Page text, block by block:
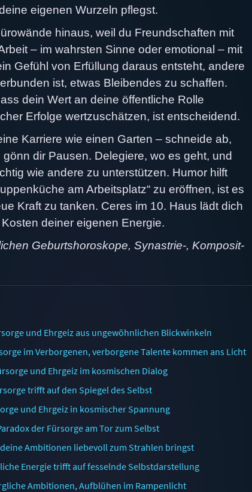
eigenen Wurzeln pflegst.
hinaus, weil du Freundschaften mit
– im wahrsten Sinne oder emotional – mit
Gefühl von Erfüllung daraus entsteht, andere
ist, etwas Bleibendes zu schaffen.
dein Wert an deine öffentliche Rolle
Erfolge wertzuschätzen, ist entscheidend.
Karriere wie einen Garten – schneide ab,
dir Pausen. Delegiere, wo es geht, und
wie andere zu unterstützen. Humor hilft
am Arbeitsplatz“ zu eröffnen, ist es
Kraft zu tanken. Ceres im 10. Haus lädt dich
deiner eigenen Energie.
Geburtshoroskope, Synastrie-, Komposit-
und Ehrgeiz aus ungewöhnlichen Blickwinkeln
im Verborgenen, verborgene Talente kommen ans Licht
und Ehrgeiz im kosmischen Dialog
trifft auf den Spiegel des Selbst
und Ehrgeiz in kosmischer Spannung
der Fürsorge am Tor zum Selbst
Ambitionen liebevoll zum Strahlen bringst
Energie trifft auf fesselnde Selbstdarstellung
Ambitionen, Aufblühen im Rampenlicht